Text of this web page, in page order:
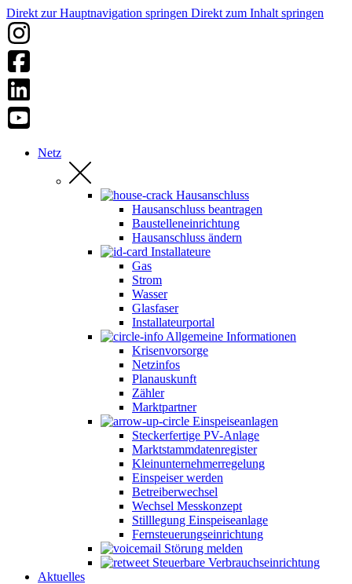
Direkt zur Hauptnavigation springen Direkt zum Inhalt springen
Netz
Hausanschluss
Hausanschluss beantragen
Baustelleneinrichtung
Hausanschluss ändern
Installateure
Gas
Strom
Wasser
Glasfaser
Installateurportal
Allgemeine Informationen
Krisenvorsorge
Netzinfos
Planauskunft
Zähler
Marktpartner
Einspeiseanlagen
Steckerfertige PV-Anlage
Marktstammdatenregister
Kleinunternehmerregelung
Einspeiser werden
Betreiberwechsel
Wechsel Messkonzept
Stilllegung Einspeiseanlage
Fernsteuerungseinrichtung
Störung melden
Steuerbare Verbrauchseinrichtung
Aktuelles